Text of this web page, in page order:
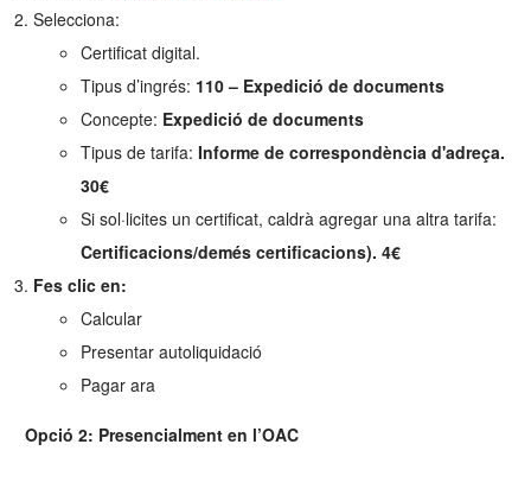
Selecciona:
Certificat digital.
Tipus d’ingrés: 110 – Expedició de documents
Concepte: Expedició de documents
Tipus de tarifa: Informe de correspondència d'adreça.
30€
Si sol·licites un certificat, caldrà agregar una altra tarifa:
Certificacions/demés certificacions). 4€
Fes clic en:
Calcular
Presentar autoliquidació
Pagar ara
Opció 2: Presencialment en l’OAC